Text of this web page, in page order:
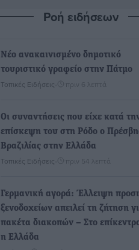
Ροή ειδήσεων
Νέο ανακαινισμένο δημοτικό
τουριστικό γραφείο στην Πάτμο
Τοπικές Ειδήσεις πριν 6 λεπτά
Οι συναντήσεις που είχε κατά
επίσκεψη του στη Ρόδο ο
Βραζιλίας στην Ελλάδα
Τοπικές Ειδήσεις πριν 54 λεπτά
Γερμανική αγορά: Έλλειψη
ξενοδοχείων απειλεί τη ζήτηση
πακέτα διακοπών – Στο
η Ελλάδα